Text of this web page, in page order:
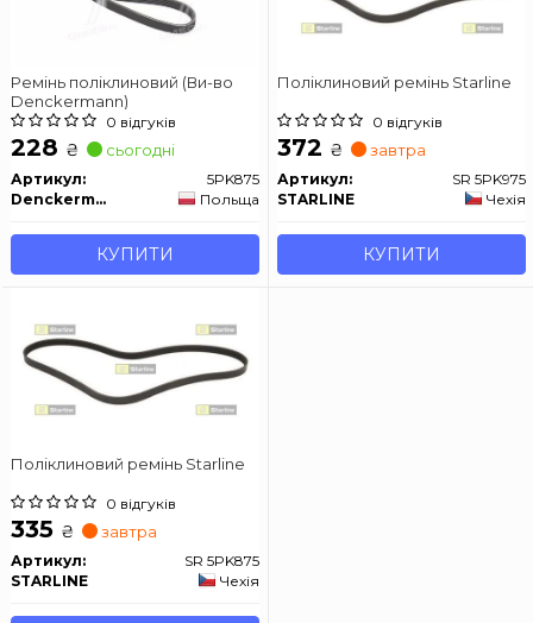
Ремінь поліклиновий (Ви-во
Denckermann)
0 відгуків
228 ₴ сьогодні
Артикул:
5PK875
Denckermann
Польща
КУПИТИ
Поліклиновий ремінь Starline
0 відгуків
372 ₴ завтра
Артикул:
SR 5PK975
STARLINE
Чехія
КУПИТИ
Поліклиновий ремінь Starline
0 відгуків
335 ₴ завтра
Артикул:
SR 5PK875
STARLINE
Чехія